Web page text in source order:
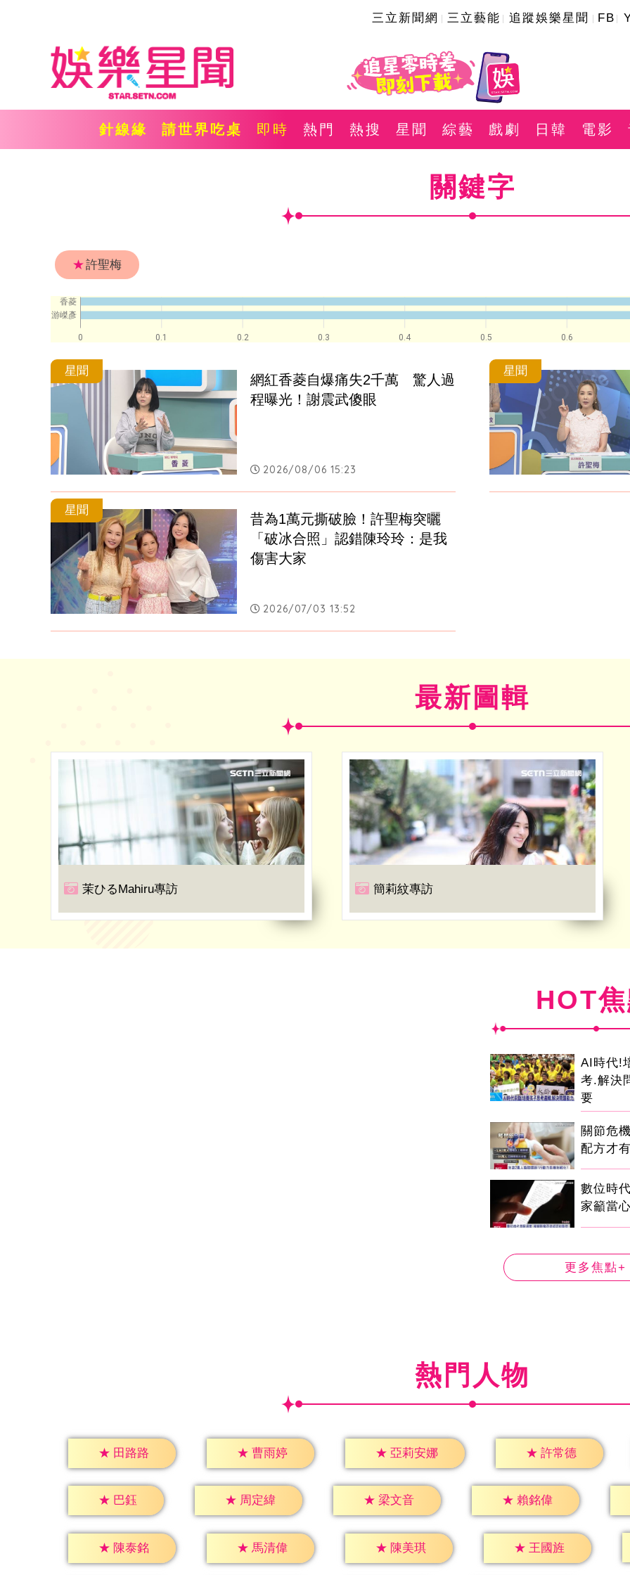
三立新聞網 三立藝能 追蹤娛樂星聞 FB
針線緣 請世界吃桌 即時 熱門 熱搜 星聞 綜藝 戲劇 日韓 電影
關鍵字
★許聖梅
0 0.1 0.2 0.3 0.4 0.5 0.6
香菱
游嵥彥
星聞
網紅香菱自爆痛失2千萬　驚人過
程曝光！謝震武傻眼
2026/08/06 15:23
星聞
星聞
昔為1萬元撕破臉！許聖梅突曬
「破冰合照」認錯陳玲玲：是我
傷害大家
2026/07/03 13:52
最新圖輯
茉ひるMahiru專訪 簡莉紋專訪
HOT
AI時代!
考.解決
要
關節危
配方才
數位時
家籲當
更多焦點+
熱門人物
★ 田路路 ★ 曹雨婷 ★ 亞莉安娜 ★ 許常德
★ 巴鈺 ★ 周定緯 ★ 梁文音 ★ 賴銘偉
★ 陳泰銘 ★ 馬清偉 ★ 陳美琪 ★ 王國旌